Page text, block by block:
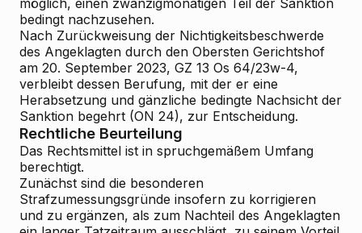
möglich, einen zwanzigmonatigen Teil der Sanktion
bedingt nachzusehen.
Nach Zurückweisung der Nichtigkeitsbeschwerde
des Angeklagten durch den Obersten Gerichtshof
am 20. September 2023, GZ 13 Os 64/23w-4,
verbleibt dessen Berufung, mit der er eine
Herabsetzung und gänzliche bedingte Nachsicht der
Sanktion begehrt (ON 24), zur Entscheidung.
Rechtliche Beurteilung
Das Rechtsmittel ist in spruchgemäßem Umfang
berechtigt.
Zunächst sind die besonderen
Strafzumessungsgründe insofern zu korrigieren
und zu ergänzen, als zum Nachteil des Angeklagten